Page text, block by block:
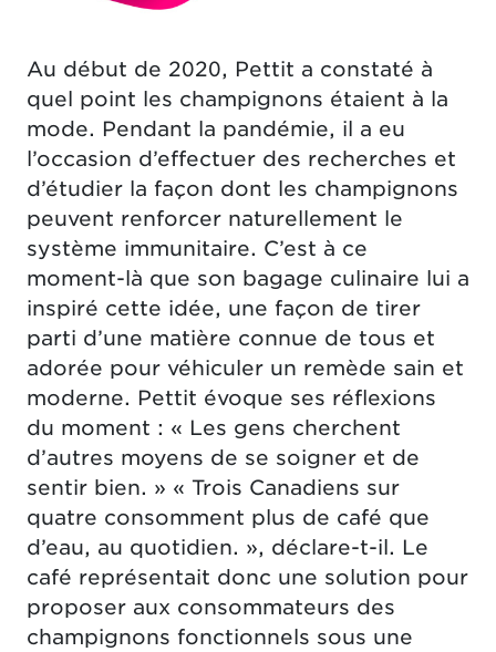
Au début de 2020, Pettit a constaté à
quel point les champignons étaient à la
mode. Pendant la pandémie, il a eu
l’occasion d’effectuer des recherches et
d’étudier la façon dont les champignons
peuvent renforcer naturellement le
système immunitaire. C’est à ce
moment-là que son bagage culinaire lui a
inspiré cette idée, une façon de tirer
parti d’une matière connue de tous et
adorée pour véhiculer un remède sain et
moderne. Pettit évoque ses réflexions
du moment : « Les gens cherchent
d’autres moyens de se soigner et de
sentir bien. » « Trois Canadiens sur
quatre consomment plus de café que
d’eau, au quotidien. », déclare-t-il. Le
café représentait donc une solution pour
proposer aux consommateurs des
champignons fonctionnels sous une